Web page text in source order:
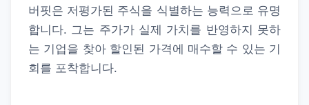
버핏은 저평가된 주식을 식별하는 능력으로 유명
합니다. 그는 주가가 실제 가치를 반영하지 못하
는 기업을 찾아 할인된 가격에 매수할 수 있는 기
회를 포착합니다.